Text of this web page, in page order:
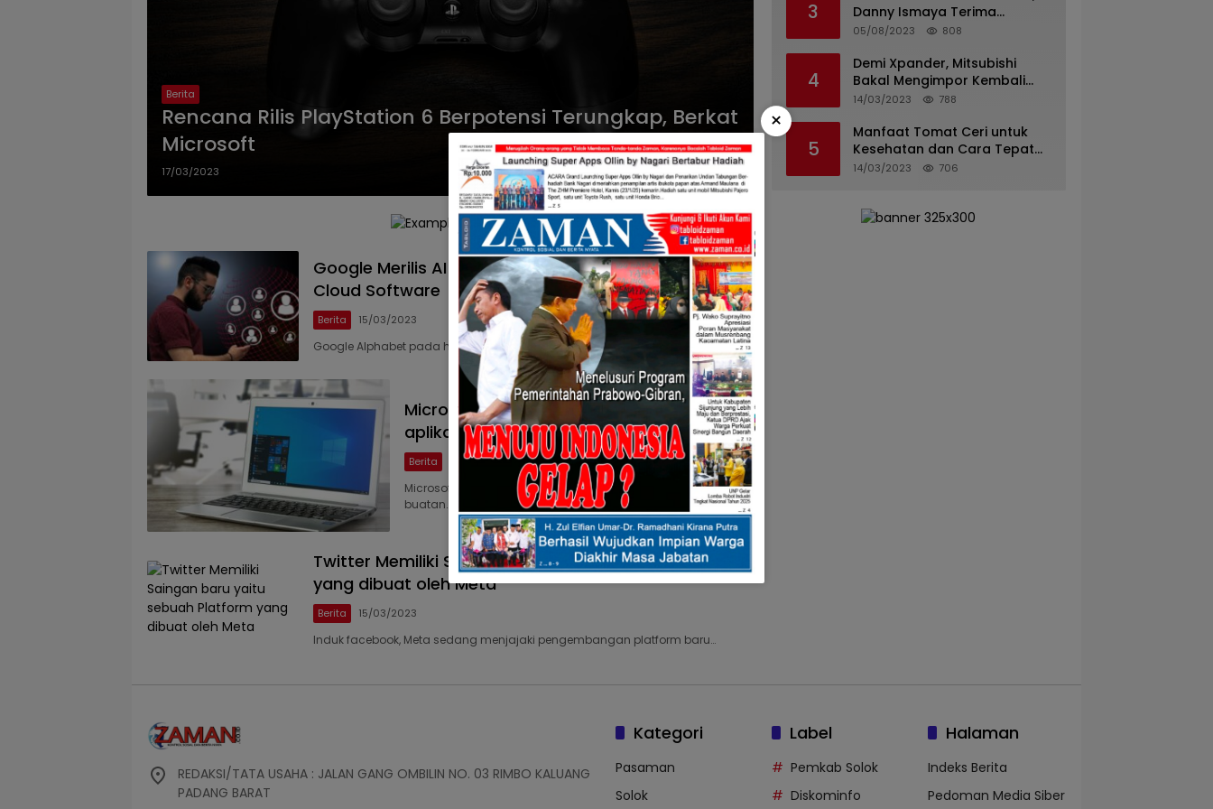
Berita
Rencana Rilis PlayStation 6 Berpotensi Terungkap, Berkat
Microsoft
17/03/2023
Google Merilis AI Generasi Baru untuk Gmail dan
Cloud Software
Berita 15/03/2023
Google Alphabet pada hari Selasa meluncurkan serangkaian alat…
Microsoft meluncurkan AI chatbot ke
aplikasi Bing di iPhone dan Android
Berita 15/03/2023
Microsoft siap untuk mengambil peran chatbot kecerdasan
buatan…
Twitter Memiliki Saingan baru yaitu sebuah Platform
yang dibuat oleh Meta
Berita 15/03/2023
Induk facebook, Meta sedang menjajaki pengembangan platform baru…
3
Danny Ismaya Terima
Kunjungan Mahasiswa KKN
05/08/2023 808
4
Demi Xpander, Mitsubishi
Bakal Mengimpor Kembali
Pajero Sport
14/03/2023 788
5
Manfaat Tomat Ceri untuk
Kesehatan dan Cara Tepat
Mengonsumsinya
14/03/2023 706
REDAKSI/TATA USAHA : JALAN GANG OMBILIN NO. 03 RIMBO KALUANG
PADANG BARAT
Kategori
Pasaman
Solok
Label
Pemkab Solok
Diskominfo
Halaman
Indeks Berita
Pedoman Media Siber
×